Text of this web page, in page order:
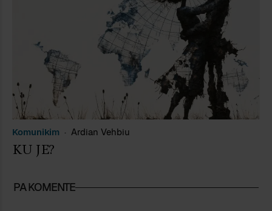
Komunikim Ardian Vehbiu
KU JE?
PA KOMENTE